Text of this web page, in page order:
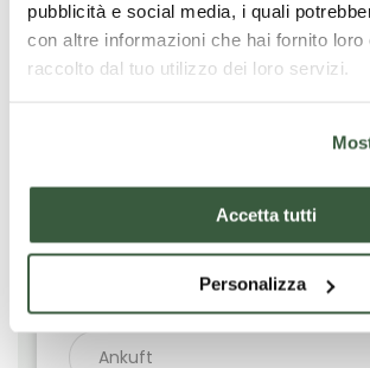
pubblicità e social media, i quali
con altre informazioni che hai fornito loro
raccolto dal tuo utilizzo dei loro servizi.
Accetta tutti
Personalizza
am besten entspricht. Die
Bestätigung erfolgt durch die
Filtra risultati per: